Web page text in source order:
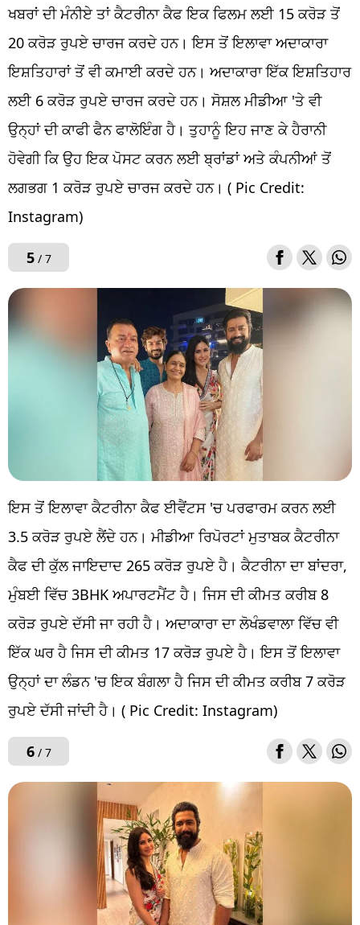
ਖਬਰਾਂ ਦੀ ਮੰਨੀਏ ਤਾਂ ਕੈਟਰੀਨਾ ਕੈਫ ਇਕ ਫਿਲਮ ਲਈ 15 ਕਰੋੜ ਤੋਂ
20 ਕਰੋੜ ਰੁਪਏ ਚਾਰਜ ਕਰਦੇ ਹਨ। ਇਸ ਤੋਂ ਇਲਾਵਾ ਅਦਾਕਾਰਾ
ਇਸ਼ਤਿਹਾਰਾਂ ਤੋਂ ਵੀ ਕਮਾਈ ਕਰਦੇ ਹਨ। ਅਦਾਕਾਰਾ ਇੱਕ ਇਸ਼ਤਿਹਾਰ
ਲਈ 6 ਕਰੋੜ ਰੁਪਏ ਚਾਰਜ ਕਰਦੇ ਹਨ। ਸੋਸ਼ਲ ਮੀਡੀਆ 'ਤੇ ਵੀ
ਉਨ੍ਹਾਂ ਦੀ ਕਾਫੀ ਫੈਨ ਫਾਲੋਇੰਗ ਹੈ। ਤੁਹਾਨੂੰ ਇਹ ਜਾਣ ਕੇ ਹੈਰਾਨੀ
ਹੋਵੇਗੀ ਕਿ ਉਹ ਇਕ ਪੋਸਟ ਕਰਨ ਲਈ ਬ੍ਰਾਂਡਾਂ ਅਤੇ ਕੰਪਨੀਆਂ ਤੋਂ
ਲਗਭਗ 1 ਕਰੋੜ ਰੁਪਏ ਚਾਰਜ ਕਰਦੇ ਹਨ। ( Pic Credit:
Instagram)
5/ 7
ਇਸ ਤੋਂ ਇਲਾਵਾ ਕੈਟਰੀਨਾ ਕੈਫ ਈਵੈਂਟਸ 'ਚ ਪਰਫਾਰਮ ਕਰਨ ਲਈ
3.5 ਕਰੋੜ ਰੁਪਏ ਲੈਂਦੇ ਹਨ। ਮੀਡੀਆ ਰਿਪੋਰਟਾਂ ਮੁਤਾਬਕ ਕੈਟਰੀਨਾ
ਕੈਫ ਦੀ ਕੁੱਲ ਜਾਇਦਾਦ 265 ਕਰੋੜ ਰੁਪਏ ਹੈ। ਕੈਟਰੀਨਾ ਦਾ ਬਾਂਦਰਾ,
ਮੁੰਬਈ ਵਿੱਚ 3BHK ਅਪਾਰਟਮੈਂਟ ਹੈ। ਜਿਸ ਦੀ ਕੀਮਤ ਕਰੀਬ 8
ਕਰੋੜ ਰੁਪਏ ਦੱਸੀ ਜਾ ਰਹੀ ਹੈ। ਅਦਾਕਾਰਾ ਦਾ ਲੋਖੰਡਵਾਲਾ ਵਿੱਚ ਵੀ
ਇੱਕ ਘਰ ਹੈ ਜਿਸ ਦੀ ਕੀਮਤ 17 ਕਰੋੜ ਰੁਪਏ ਹੈ। ਇਸ ਤੋਂ ਇਲਾਵਾ
ਉਨ੍ਹਾਂ ਦਾ ਲੰਡਨ 'ਚ ਇਕ ਬੰਗਲਾ ਹੈ ਜਿਸ ਦੀ ਕੀਮਤ ਕਰੀਬ 7 ਕਰੋੜ
ਰੁਪਏ ਦੱਸੀ ਜਾਂਦੀ ਹੈ। ( Pic Credit: Instagram)
6/ 7